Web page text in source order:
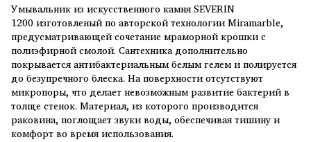
Умывальник из искусственного камня SEVERIN
1200 изготовленый ​​по авторской технологии Miramarble,
предусматривающей сочетание мраморной крошки с
полиэфирной смолой. Сантехника дополнительно
покрывается антибактериальным белым гелем и полируется
до безупречного блеска. На поверхности отсутствуют
микропоры, что делает невозможным развитие бактерий в
толще стенок. Материал, из которого производится
раковина, поглощает звуки воды, обеспечивая тишину и
комфорт во время использования.